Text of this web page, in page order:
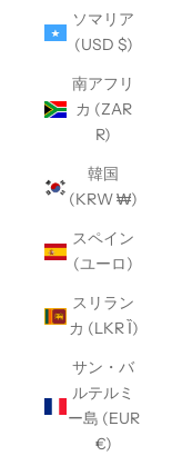
ソマリア
(USD $)
南アフリ
カ (ZAR
R)
韓国
(KRW ₩)
スペイン
(ユーロ)
スリラン
カ (LKR Ȉ)
サン・バ
ルテルミ
ー島 (EUR
€)